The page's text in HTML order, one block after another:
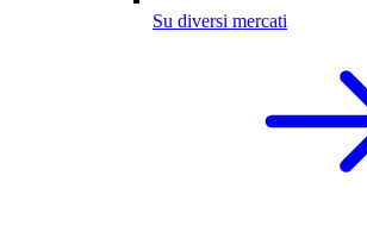
Su diversi mercati